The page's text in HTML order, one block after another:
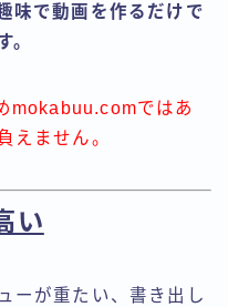
味で動画を作るだけで
。
mokabuu.comではあ
えません。
い
ーが重たい、書き出し